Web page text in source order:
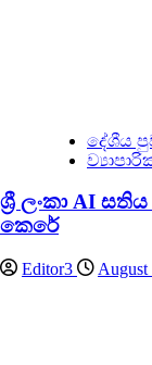
දේශීය
ශ්‍රී ලංකා AI
කෙරේ
Editor3 August